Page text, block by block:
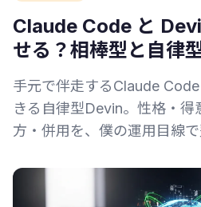
Claude Code と
せる？相棒型と自律
手元で伴走するClaude
きる自律型Devin。性格・得
方・併用を、僕の運用目線で